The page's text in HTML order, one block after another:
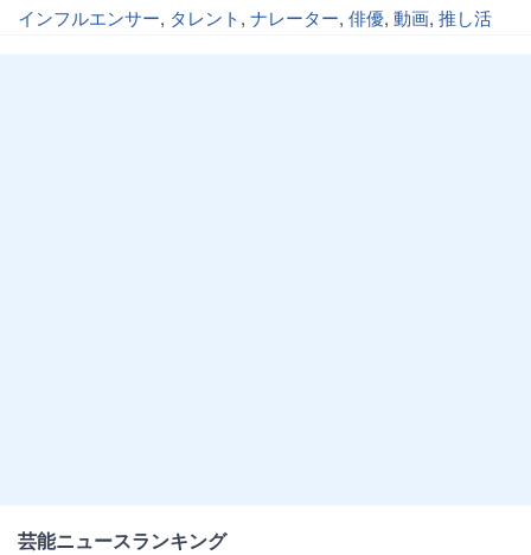
インフルエンサー, タレント, ナレーター, 俳優, 動画, 推し活
芸能ニュースランキング